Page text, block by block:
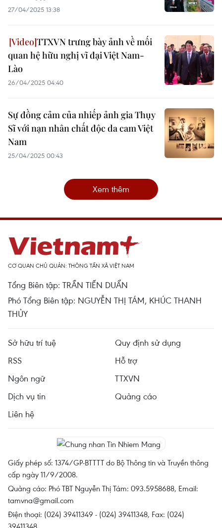
27/04/2025 13:38
TTXVN trưng bày ảnh về mối
quan hệ hữu nghị vĩ đại Việt Nam-
Lào
26/04/2025 04:40
Sự đồng cảm của nhiếp ảnh gia Thụy
Sĩ với nạn nhân chất độc da cam Việt
Nam
25/04/2025 00:43
Xem thêm
CƠ QUAN CHỦ QUẢN: THÔNG TẤN XÃ VIỆT NAM
Tổng Biên tập: TRẦN TIẾN DUẨN
Phó Tổng Biên tập: NGUYỄN THỊ TÁM, KHÚC THANH
THỦY
Sở hữu trí tuệ
Quy định sử dụng
RSS
Hỗ trợ
Ngôn ngữ
TTXVN
Dịch vụ tin
Quảng cáo
Liên hệ
Giấy phép số: 1374/GP-BTTTT do Bộ Thông tin và Truyền thông
cấp ngày 11/9/2008.
Quảng cáo: Phó TBT Nguyễn Thị Tám: 093.5958688, Email:
tamvna@gmail.com
Điện thoại: (024) 39411349 - (024) 39411348, Fax: (024)